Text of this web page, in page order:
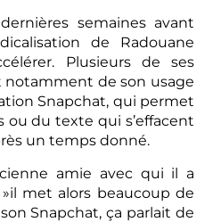
semaines avant
de Radouane
Plusieurs de ses
de son usage
Snapchat, qui permet
ou du texte qui s’effacent
un temps donné.
amie avec qui il a
met alors beaucoup de
Snapchat, ça parlait de